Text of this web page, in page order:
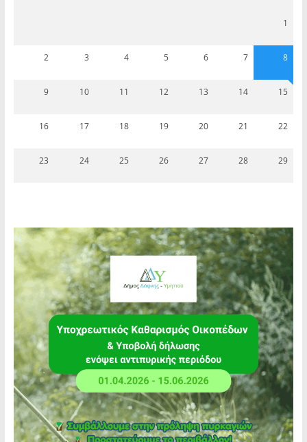
1
2 3 4 5 6 7 8
9 10 11 12 13 14 15
16 17 18 19 20 21 22
23 24 25 26 27 28 29